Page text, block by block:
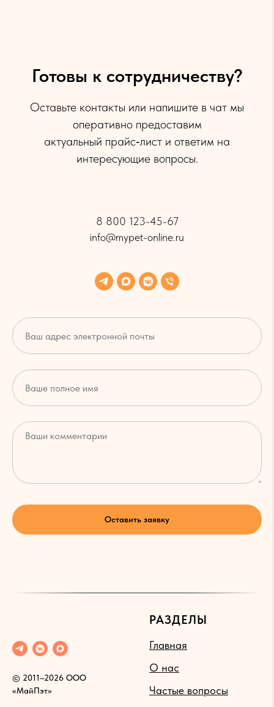
Готовы к сотрудничеству?
Оставьте контакты или напишите в чат мы
оперативно предоставим
актуальный прайс‑лист и ответим на
интересующие вопросы.
8 800 123-45-67
info@mypet-online.ru
Оставить заявку
© 2011–2026 ООО
«МайПэт»
РАЗДЕЛЫ
Главная
О нас
Частые вопросы